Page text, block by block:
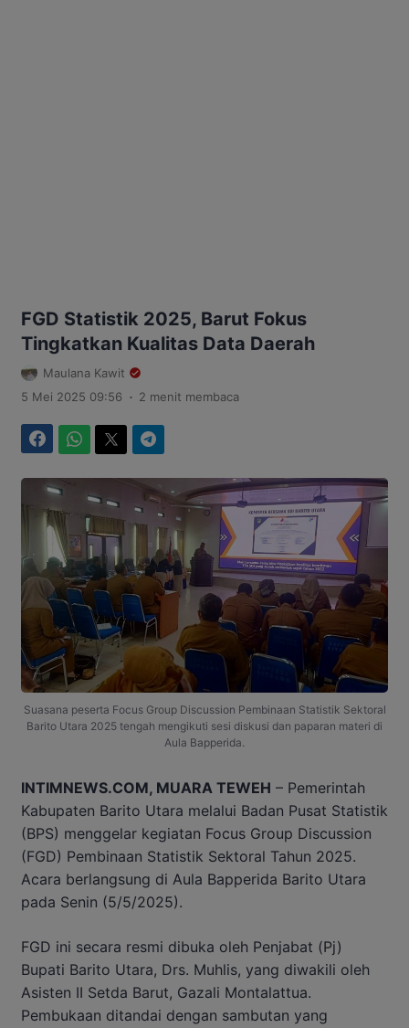
FGD Statistik 2025, Barut Fokus
Tingkatkan Kualitas Data Daerah
Maulana Kawit
5 Mei 2025 09:56 . 2 menit membaca
Suasana peserta Focus Group Discussion Pembinaan Statistik Sektoral
Barito Utara 2025 tengah mengikuti sesi diskusi dan paparan materi di
Aula Bapperida.
INTIMNEWS.COM, MUARA TEWEH – Pemerintah
Kabupaten Barito Utara melalui Badan Pusat Statistik
(BPS) menggelar kegiatan Focus Group Discussion
(FGD) Pembinaan Statistik Sektoral Tahun 2025.
Acara berlangsung di Aula Bapperida Barito Utara
pada Senin (5/5/2025).
FGD ini secara resmi dibuka oleh Penjabat (Pj)
Bupati Barito Utara, Drs. Muhlis, yang diwakili oleh
Asisten II Setda Barut, Gazali Montalattua.
Pembukaan ditandai dengan sambutan yang